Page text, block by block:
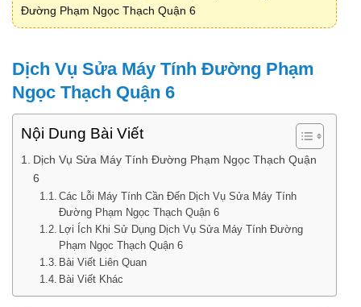
Đường Phạm Ngọc Thạch Quận 6
Dịch Vụ Sửa Máy Tính Đường Phạm
Ngọc Thạch Quận 6
Nội Dung Bài Viết
Dịch Vụ Sửa Máy Tính Đường Phạm Ngọc Thạch Quận
6
Các Lỗi Máy Tính Cần Đến Dịch Vụ Sửa Máy Tính
Đường Phạm Ngọc Thạch Quận 6
Lợi Ích Khi Sử Dụng Dịch Vụ Sửa Máy Tính Đường
Phạm Ngọc Thạch Quận 6
Bài Viết Liên Quan
Bài Viết Khác